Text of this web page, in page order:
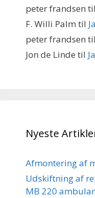
peter frandsen til
F. Willi Palm til
peter frandsen til
Jon de Linde til
Nyeste
Afmontering af
Udskiftning af
MB 220